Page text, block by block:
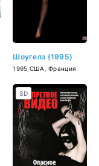
Шоугелз (1995)
1995 США ,Франция
SD